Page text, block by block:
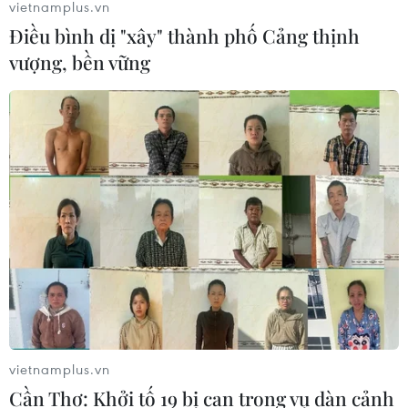
loạt mẫu xe thuần điện “thế hệ mới”
07/08/2026 01:52
Tiêu chí mới phân loại doanh nghiệp
để thực hiện cơ cấu lại vốn nhà nước
06/08/2026 15:08
Meta tung công cụ AI lập trình tự
động cho nhà phát triển
06/08/2026 06:40
Doanh thu AI của Microsoft phụ
vietnamplus.vn
Điều bình dị "xây" thành phố Cảng thịnh
vượng, bền vững
vietnamplus.vn
Cần Thơ: Khởi tố 19 bị can trong vụ dàn cảnh